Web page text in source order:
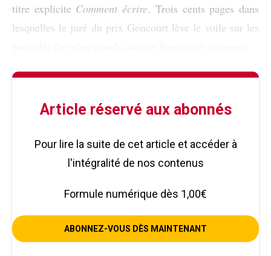
titre explicite Comment écrire. Trois cents pages dans
lesquelles le juré du prix Goncourt lève le voile sur les
Article réservé aux abonnés
Pour lire la suite de cet article et accéder à
l'intégralité de nos contenus
Formule numérique dès 1,00€
ABONNEZ-VOUS DÈS MAINTENANT